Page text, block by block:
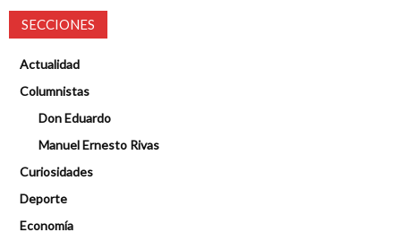
SECCIONES
Actualidad
Columnistas
Don Eduardo
Manuel Ernesto Rivas
Curiosidades
Deporte
Economía